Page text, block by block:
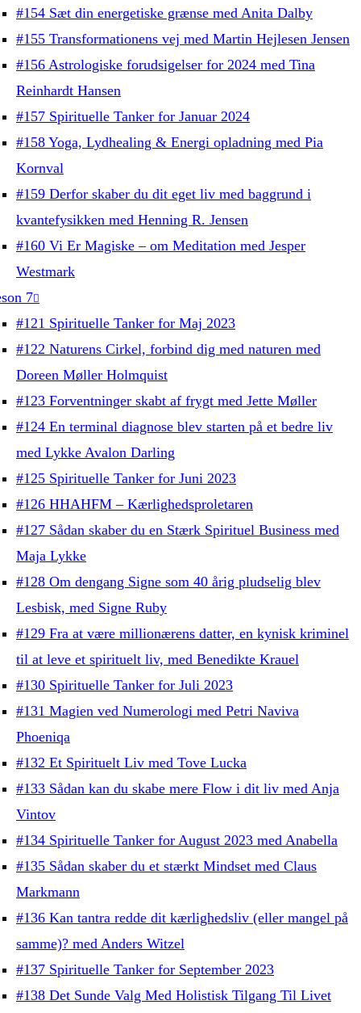
#154 Sæt din energetiske grænse med Anita Dalby
#155 Transformationens vej med Martin Hejlesen Jensen
#156 Astrologiske forudsigelser for 2024 med Tina
Reinhardt Hansen
#157 Spirituelle Tanker for Januar 2024
#158 Yoga, Lydhealing & Energi opladning med Pia
Kornval
#159 Derfor skaber du dit eget liv med baggrund i
kvantefysikken med Henning R. Jensen
#160 Vi Er Magiske – om Meditation med Jesper
Westmark
7
#121 Spirituelle Tanker for Maj 2023
#122 Naturens Cirkel, forbind dig med naturen med
Doreen Møller Holmquist
#123 Forventninger skabt af frygt med Jette Møller
#124 En terminal diagnose blev starten på et bedre liv
med Lykke Avalon Darling
#125 Spirituelle Tanker for Juni 2023
#126 HHAHFM – Kærlighedsproletaren
#127 Sådan skaber du en Stærk Spirituel Business med
Maja Lykke
#128 Om dengang Signe som 40 årig pludselig blev
Lesbisk, med Signe Ruby
#129 Fra at være millionærens datter, en kynisk kriminel
til at leve et spirituelt liv, med Benedikte Krauel
#130 Spirituelle Tanker for Juli 2023
#131 Magien ved Numerologi med Petri Naviva
Phoeniqa
#132 Et Spirituelt Liv med Tove Lucka
#133 Sådan kan du skabe mere Flow i dit liv med Anja
Vintov
#134 Spirituelle Tanker for August 2023 med Anabella
#135 Sådan skaber du et stærkt Mindset med Claus
Markmann
#136 Kan tantra redde dit kærlighedsliv (eller mangel på
samme)? med Anders Witzel
#137 Spirituelle Tanker for September 2023
#138 Det Sunde Valg Med Holistisk Tilgang Til Livet